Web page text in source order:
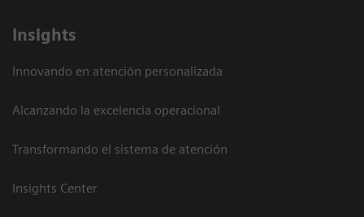
Insights
Innovando en atención personalizada
Alcanzando la excelencia operacional
Transformando el sistema de atención
Insights Center